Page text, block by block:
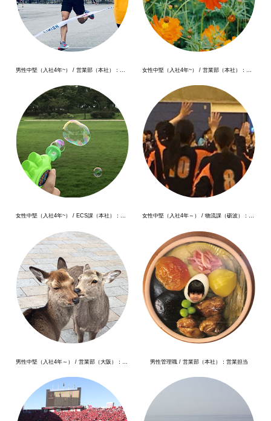
女性中堅（入社4年~） / ECS課（本社）：EC運営 女性中堅（入社4年～） / 物流課（砺波）：事務
男性管理職 / 営業部（本社）：営業担当